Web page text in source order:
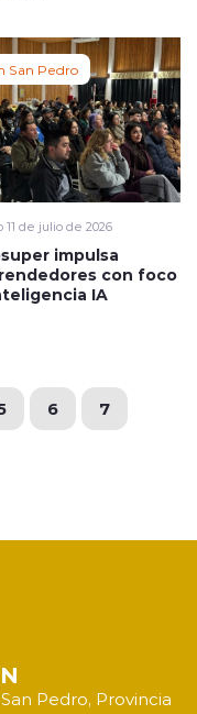
San Pedro
11 de julio de 2026
impulsa
con foco
IA
6 7
Pedro, Provincia